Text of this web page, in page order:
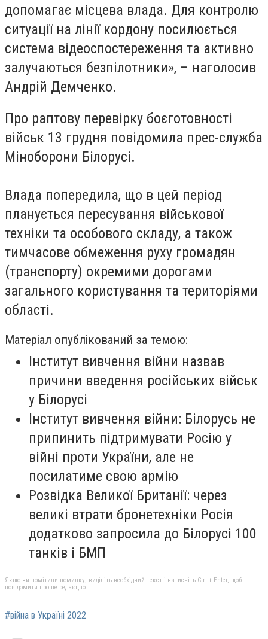
допомагає місцева влада. Для контролю
ситуації на лінії кордону посилюється
система відеоспостереження та активно
залучаються безпілотники», – наголосив
Андрій Демченко.
Про раптову перевірку боєготовності
військ 13 грудня повідомила прес-служба
Міноборони Білорусі.
Влада попередила, що в цей період
планується пересування військової
техніки та особового складу, а також
тимчасове обмеження руху громадян
(транспорту) окремими дорогами
загального користування та територіями
області.
Матеріал опублікований за темою:
Інститут вивчення війни назвав
причини введення російських військ
у Білорусі
Інститут вивчення війни: Білорусь не
припинить підтримувати Росію у
війні проти України, але не
посилатиме свою армію
Розвідка Великої Британії: через
великі втрати бронетехніки Росія
додатково запросила до Білорусі 100
танків і БМП
Якщо ви помітили помилку, виділіть необхідний текст і натисніть Ctrl + Enter, щоб
повідомити про це редакцію
#війна в Україні 2022